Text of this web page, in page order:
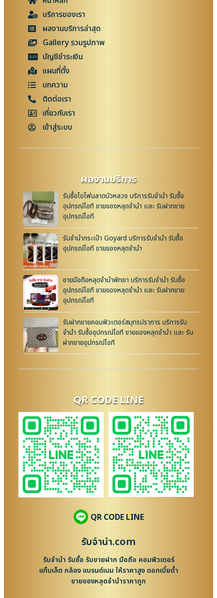
บริการของเรา
ผลงานบริการล่าสุด
Gallery รวมรูปภาพ
บัญชีชำระเงิน
แผนที่ตั้ง
บทความ
ติดต่อเรา
เกี่ยวกับเรา
เข้าสู่ระบบ
ผลงานบริการ
รับซื้อไอโฟนลาดบัวหลวง บริการรับจำนำ รับซื้อ
อุปกรณ์ไอที ขายของหลุดจำนำ และ รับฝากขาย
อุปกรณ์ไอที
รับจำนำกระเป๋า Goyard บริการรับจำนำ รับซื้อ
อุปกรณ์ไอที ขายของหลุดจำนำ
ขายมือถือหลุดจำนำพัทยา บริการรับจำนำ รับซื้อ
อุปกรณ์ไอที ขายของหลุดจำนำ และ รับฝากขาย
อุปกรณ์ไอที
รับฝากขายคอมพิวเตอร์สมุทรปราการ บริการรับ
จำนำ รับซื้ออุปกรณ์ไอที ขายของหลุดจำนำ และ รับ
ฝากขายอุปกรณ์ไอที
QR CODE LINE
QR CODE LINE
รับจํานํา.com
รับจำนำ รับซื้อ รับขายฝาก มือถือ คอมพิวเตอร์
แท็บเล็ต กล้อง แบรนด์เนม ให้ราคาสูง ดอกเบี้ยต่ำ
ขายของหลุดจำนำราคาถูก